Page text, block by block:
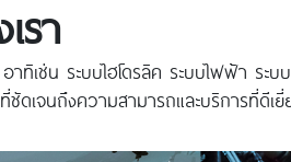
รา
ช่น ระบบไฮโดรลิค ระบบไฟฟ้า ระบ
ดเจนถึงความสามารถและบริการที่ดีเยี่